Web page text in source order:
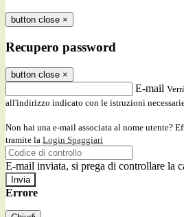
button close ×
Recupero password
button close ×
E-mail
all'indirizzo indicato con le istruzioni
Non hai una e-mail associata al nome utente?
tramite la Login Spaggiari
E-mail inviata, si prega di controllare la
Errore